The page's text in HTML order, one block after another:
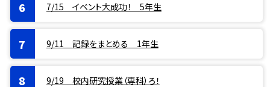
7/15 イベント大成功！ 5年生
9/11 記録をまとめる 1年生
9/19 校内研究授業（専科）ろ！